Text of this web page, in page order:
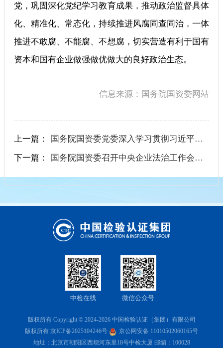
党，巩固深化党纪学习教育成果，推动政治监督具体
化、精准化、常态化，持续推进风腐同查同治，一体
推进不敢腐、不能腐、不想腐，切实营造有利于国有
资本和国有企业做强做优做大的良好政治生态。
信息来源：国务院国资委网站
上一篇：
国务院国资委党委深入学习贯彻习近平总书记全国两会期间的重要讲话和全国两会精神 坚定信心积极作为 奋力...
下一篇：
国务院国资委召开中央企业法治工作会议暨加强法律纠纷案件管理专题推进会
中检在线 微信公众号
版权所有 Copyright © 2024-2026 中国检验认证（集团）有限公司
版权所有京ICP备2025104246号
京公网安备 11010502060165号
地址：北京市朝阳区西坝河东里18号中检大厦 邮编：100028